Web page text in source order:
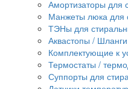
Амортизаторы для
Манжеты люка для
ТЭНы для
Аквастопы /
Комплектующие к
Термостаты /
Суппорты для